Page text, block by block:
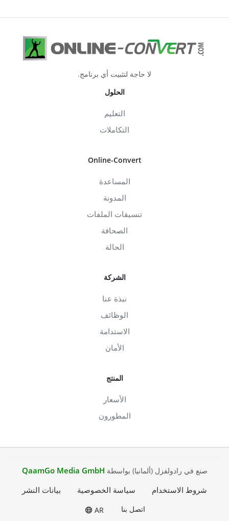
لا حاجة لتثبيت أي برنامج.
الحلول
التعليم
التكاملات
Online-Convert
المساعدة
المدونة
تنسيقات الملفات
الصحافة
الحالة
الشركة
نبذة عنا
الوظائف
الاستدامة
الأمان
المنتج
الأسعار
المطورون
صنع في رادولفزل (ألمانيا) بواسطة QaamGo Media GmbH
شروط الاستخدام
سياسة الخصوصية بيانات النشر
اتصل بنا AR